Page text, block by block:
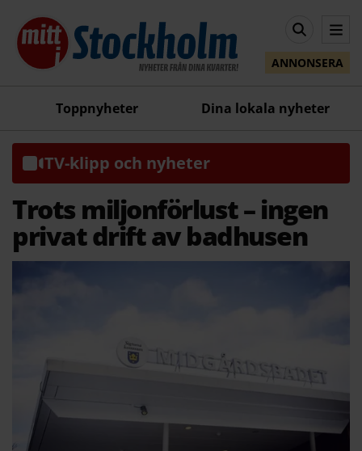
ANNONSERA
Toppnyheter Dina lokala nyheter
TV-klipp och nyheter
Trots miljonförlust – ingen
privat drift av badhusen